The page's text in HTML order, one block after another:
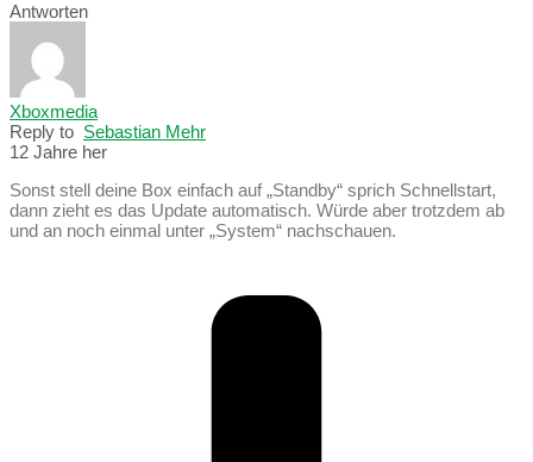
Antworten
Xboxmedia
Reply to Sebastian Mehr
12 Jahre her
Sonst stell deine Box einfach auf „Standby“ sprich Schnellstart,
dann zieht es das Update automatisch. Würde aber trotzdem ab
und an noch einmal unter „System“ nachschauen.